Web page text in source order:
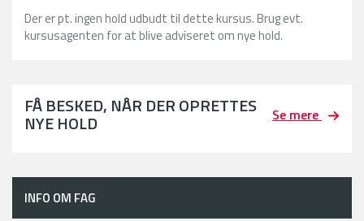
Der er pt. ingen hold udbudt til dette kursus. Brug evt.
kursusagenten for at blive adviseret om nye hold.
FÅ BESKED, NÅR DER OPRETTES
NYE HOLD Se mere
INFO OM FAG